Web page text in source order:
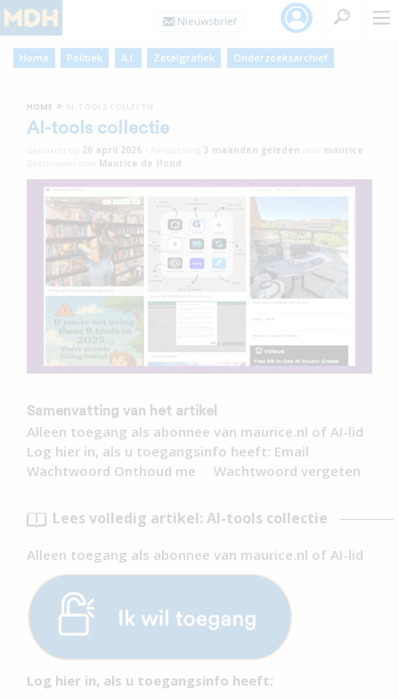
Home Politiek A.I. Zetelgrafiek Onderzoeksarchief
HOME »
AI-tools collectie
26 april 2026 3 maanden geleden
maurice
Maurice de Hond
Samenvatting van het artikel
Alleen toegang als abonnee van maurice.nl of AI-lid
Log hier in, als u toegangsinfo heeft: Email
Wachtwoord Onthoud me Wachtwoord vergeten
Lees volledig artikel: AI-tools collectie
Alleen toegang als abonnee van maurice.nl of AI-lid
Log hier in, als u toegangsinfo heeft: